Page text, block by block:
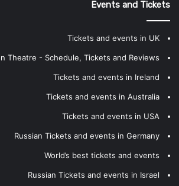
Events and Tickets
Tickets and events in UK
Theatre - Schedule, Tickets and Reviews
Tickets and events in Ireland
Tickets and events in Australia
Tickets and events in USA
Russian Tickets and events in Germany
World’s best tickets and events
Russian Tickets and events in Israel